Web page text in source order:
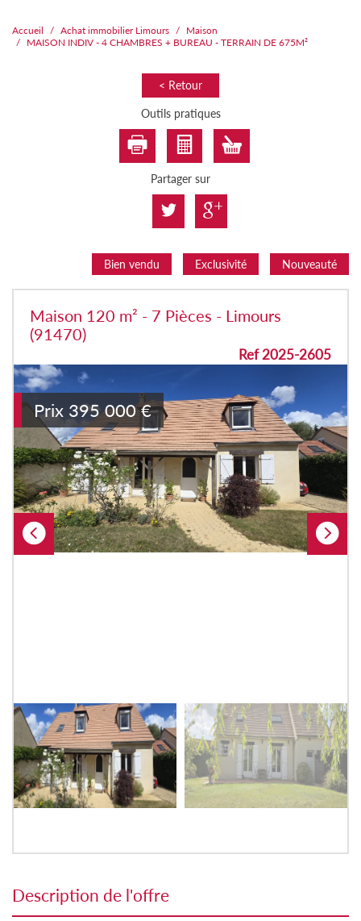
Accueil Achat immobilier Limours
Maison
MAISON INDIV - 4 CHAMBRES + BUREAU - TERRAIN DE 675M²
< Retour
Outils pratiques
Partager sur
Bien vendu Exclusivité Nouveauté
Maison 120 m² - 7 Pièces - Limours
(91470)
Ref 2025-2605
Prix 395 000 €
description de l'offre